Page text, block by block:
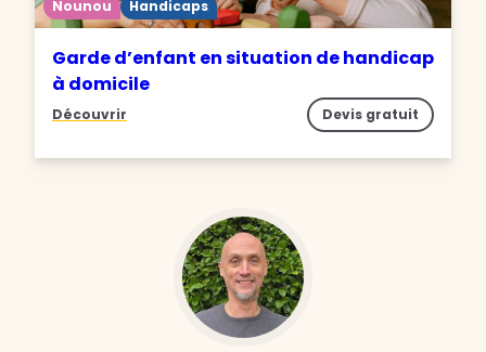
Nounou Handicaps
Garde d’enfant en situation de handicap
à domicile
Découvrir Devis gratuit